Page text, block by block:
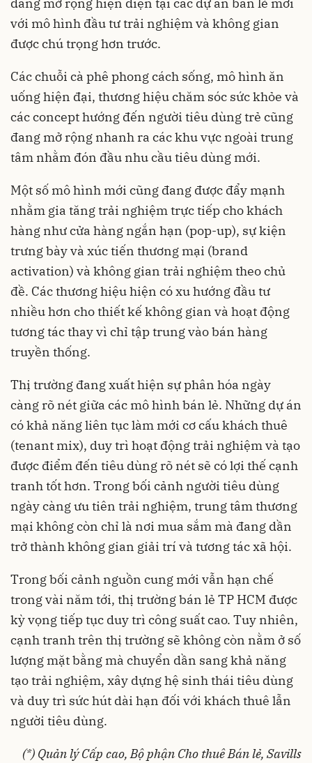
đang mở rộng hiện diện tại các dự án bán lẻ mới
với mô hình đầu tư trải nghiệm và không gian
được chú trọng hơn trước.
Các chuỗi cà phê phong cách sống, mô hình ăn
uống hiện đại, thương hiệu chăm sóc sức khỏe và
các concept hướng đến người tiêu dùng trẻ cũng
đang mở rộng nhanh ra các khu vực ngoài trung
tâm nhằm đón đầu nhu cầu tiêu dùng mới.
Một số mô hình mới cũng đang được đẩy mạnh
nhằm gia tăng trải nghiệm trực tiếp cho khách
hàng như cửa hàng ngắn hạn (pop-up), sự kiện
trưng bày và xúc tiến thương mại (brand
activation) và không gian trải nghiệm theo chủ
đề. Các thương hiệu hiện có xu hướng đầu tư
nhiều hơn cho thiết kế không gian và hoạt động
tương tác thay vì chỉ tập trung vào bán hàng
truyền thống.
Thị trường đang xuất hiện sự phân hóa ngày
càng rõ nét giữa các mô hình bán lẻ. Những dự án
có khả năng liên tục làm mới cơ cấu khách thuê
(tenant mix), duy trì hoạt động trải nghiệm và tạo
được điểm đến tiêu dùng rõ nét sẽ có lợi thế cạnh
tranh tốt hơn. Trong bối cảnh người tiêu dùng
ngày càng ưu tiên trải nghiệm, trung tâm thương
mại không còn chỉ là nơi mua sắm mà đang dần
trở thành không gian giải trí và tương tác xã hội.
Trong bối cảnh nguồn cung mới vẫn hạn chế
trong vài năm tới, thị trường bán lẻ TP HCM được
kỳ vọng tiếp tục duy trì công suất cao. Tuy nhiên,
cạnh tranh trên thị trường sẽ không còn nằm ở số
lượng mặt bằng mà chuyển dần sang khả năng
tạo trải nghiệm, xây dựng hệ sinh thái tiêu dùng
và duy trì sức hút dài hạn đối với khách thuê lẫn
người tiêu dùng.
(*) Quản lý Cấp cao, Bộ phận Cho thuê Bán lẻ, Savills